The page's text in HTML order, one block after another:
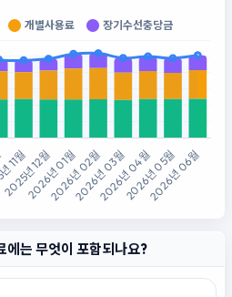
에는 무엇이 포함되나요?